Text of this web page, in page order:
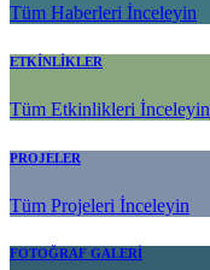
Tüm Haberleri İnceleyin
ETKİNLİKLER
Tüm Etkinlikleri İnceleyin
PROJELER
Tüm Projeleri İnceleyin
FOTOĞRAF GALERİ